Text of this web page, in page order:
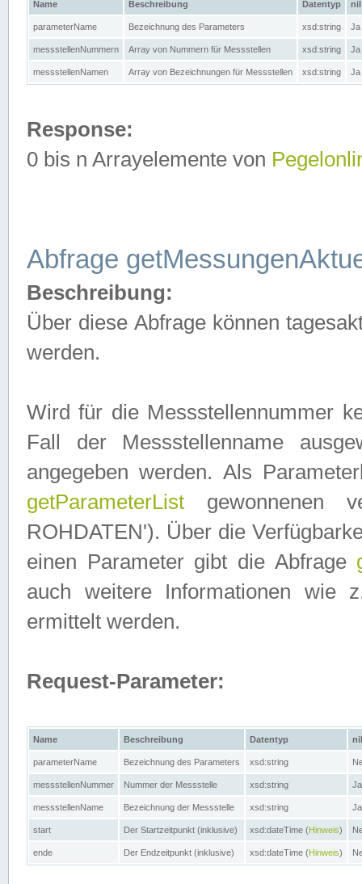
Name Beschreibung Datentyp nil
parameterName Bezeichnung des Parameters xsd:string Ja
messstellenNummern Array von Nummern für Messstellen xsd:string Ja
messstellenNamen Array von Bezeichnungen für Messstellen xsd:string Ja
Response:
0 bis n Arrayelemente von
Abfrage
Beschreibung:
Über diese Abfrage können
werden.
Wird für die Messstellennummer
Fall der Messstellenname
angegeben werden. Als
getParameterList gewonnenen
ROHDATEN'). Über die
einen Parameter gibt die Abfrage
auch weitere Informationen wie
ermittelt werden.
Request-Parameter:
Name Beschreibung Datentyp nil
parameterName Bezeichnung des Parameters xsd:string
messstellenNummer Nummer der Messstelle xsd:string Ja
messstellenName Bezeichnung der Messstelle xsd:string Ja
start Der Startzeitpunkt (inklusive) xsd:dateTime (Hinweis)
ende Der Endzeitpunkt (inklusive) xsd:dateTime (Hinweis)